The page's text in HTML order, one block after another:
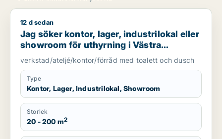
Jag söker kontor, lager, industrilokal eller showroom för
12 d sedan
Jag söker kontor, lager, industrilokal eller
showroom för uthyrning i Västra
Götaland
verkstad/ateljé/kontor/förråd med toalett och dusch
Type
Kontor, Lager, Industrilokal, Showroom
Storlek
20 - 200 m2